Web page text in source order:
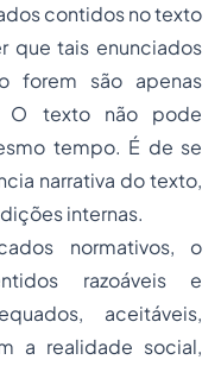
contidos no texto
que tais enunciados
forem são apenas
O texto não pode
tempo. É de se
narrativa do texto,
internas.
normativos, o
razoáveis e
aceitáveis,
a realidade social,